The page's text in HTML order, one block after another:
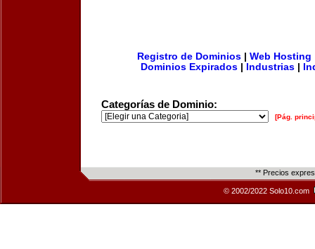
Registro de Dominios| Web Hosting
Dominios Expirados
Industrias
Categorías de Dominio:
[Pág.
** Precios
© 2002/2022 Solo10.com